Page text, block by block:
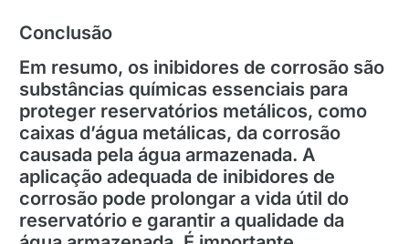
Conclusão
Em resumo, os inibidores de corrosão são
substâncias químicas essenciais para
proteger reservatórios metálicos, como
caixas d’água metálicas, da corrosão
causada pela água armazenada. A
aplicação adequada de inibidores de
corrosão pode prolongar a vida útil do
reservatório e garantir a qualidade da